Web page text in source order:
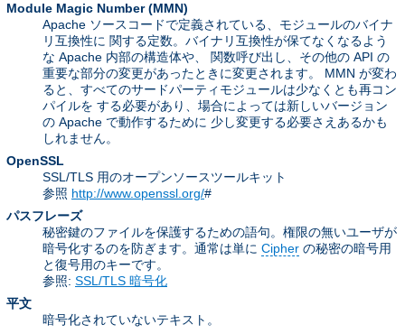
Module Magic Number(MMN)
Apache ソースコードで定義されている、モジュールのバイナ
リ互換性に 関する定数。バイナリ互換性が保てなくなるよう
な Apache 内部の構造体や、 関数呼び出し、その他の API の
重要な部分の変更があったときに変更されます。 MMN が変わ
ると、すべてのサードパーティモジュールは少なくとも再コン
パイルを する必要があり、場合によっては新しいバージョン
の Apache で動作するために 少し変更する必要さえあるかも
しれません。
OpenSSL
SSL/TLS 用のオープンソースツールキット
参照 http://www.openssl.org/#
パスフレーズ
秘密鍵のファイルを保護するための語句。権限の無いユーザが
暗号化するのを防ぎます。通常は単に Cipher の秘密の暗号用
と復号用のキーです。
参照: SSL/TLS 暗号化
平文
暗号化されていないテキスト。